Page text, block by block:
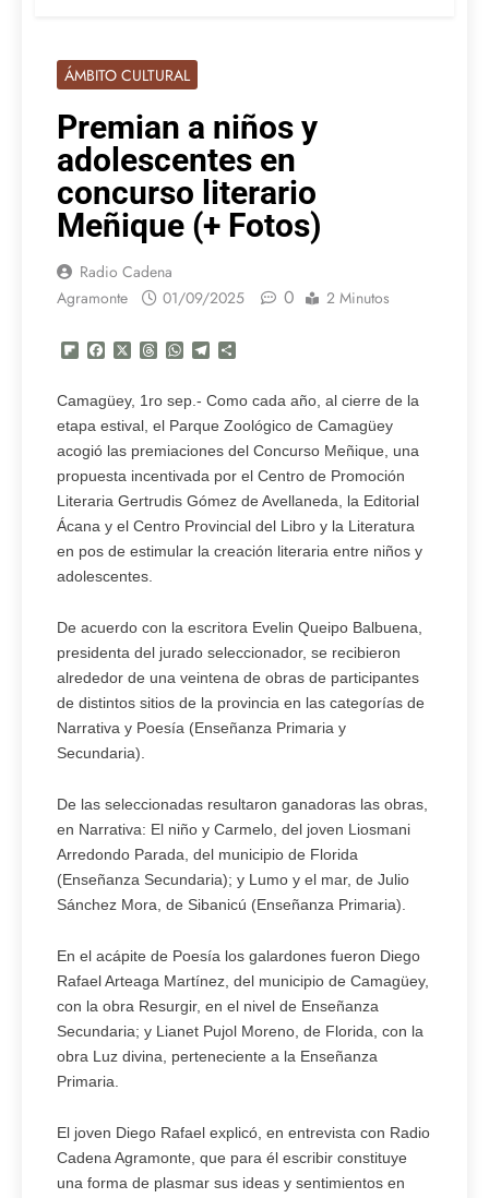
ÁMBITO CULTURAL
Premian a niños y
adolescentes en
concurso literario
Meñique (+ Fotos)
Radio Cadena
Agramonte
01/09/2025 0 2 Minutos
Flipboard
FacebookThreadsWhatsApp
Telegram
Camagüey, 1ro sep.- Como cada año, al cierre de la
etapa estival, el Parque Zoológico de Camagüey
acogió las premiaciones del Concurso Meñique, una
propuesta incentivada por el Centro de Promoción
Literaria Gertrudis Gómez de Avellaneda, la Editorial
Ácana y el Centro Provincial del Libro y la Literatura
en pos de estimular la creación literaria entre niños y
adolescentes.
De acuerdo con la escritora Evelin Queipo Balbuena,
presidenta del jurado seleccionador, se recibieron
alrededor de una veintena de obras de participantes
de distintos sitios de la provincia en las categorías de
Narrativa y Poesía (Enseñanza Primaria y
Secundaria).
De las seleccionadas resultaron ganadoras las obras,
en Narrativa: El niño y Carmelo, del joven Liosmani
Arredondo Parada, del municipio de Florida
(Enseñanza Secundaria); y Lumo y el mar, de Julio
Sánchez Mora, de Sibanicú (Enseñanza Primaria).
En el acápite de Poesía los galardones fueron Diego
Rafael Arteaga Martínez, del municipio de Camagüey,
con la obra Resurgir, en el nivel de Enseñanza
Secundaria; y Lianet Pujol Moreno, de Florida, con la
obra Luz divina, perteneciente a la Enseñanza
Primaria.
El joven Diego Rafael explicó, en entrevista con Radio
Cadena Agramonte, que para él escribir constituye
una forma de plasmar sus ideas y sentimientos en